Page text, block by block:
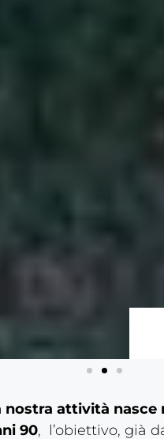
nostra attività nasce
90, l’obiettivo, già